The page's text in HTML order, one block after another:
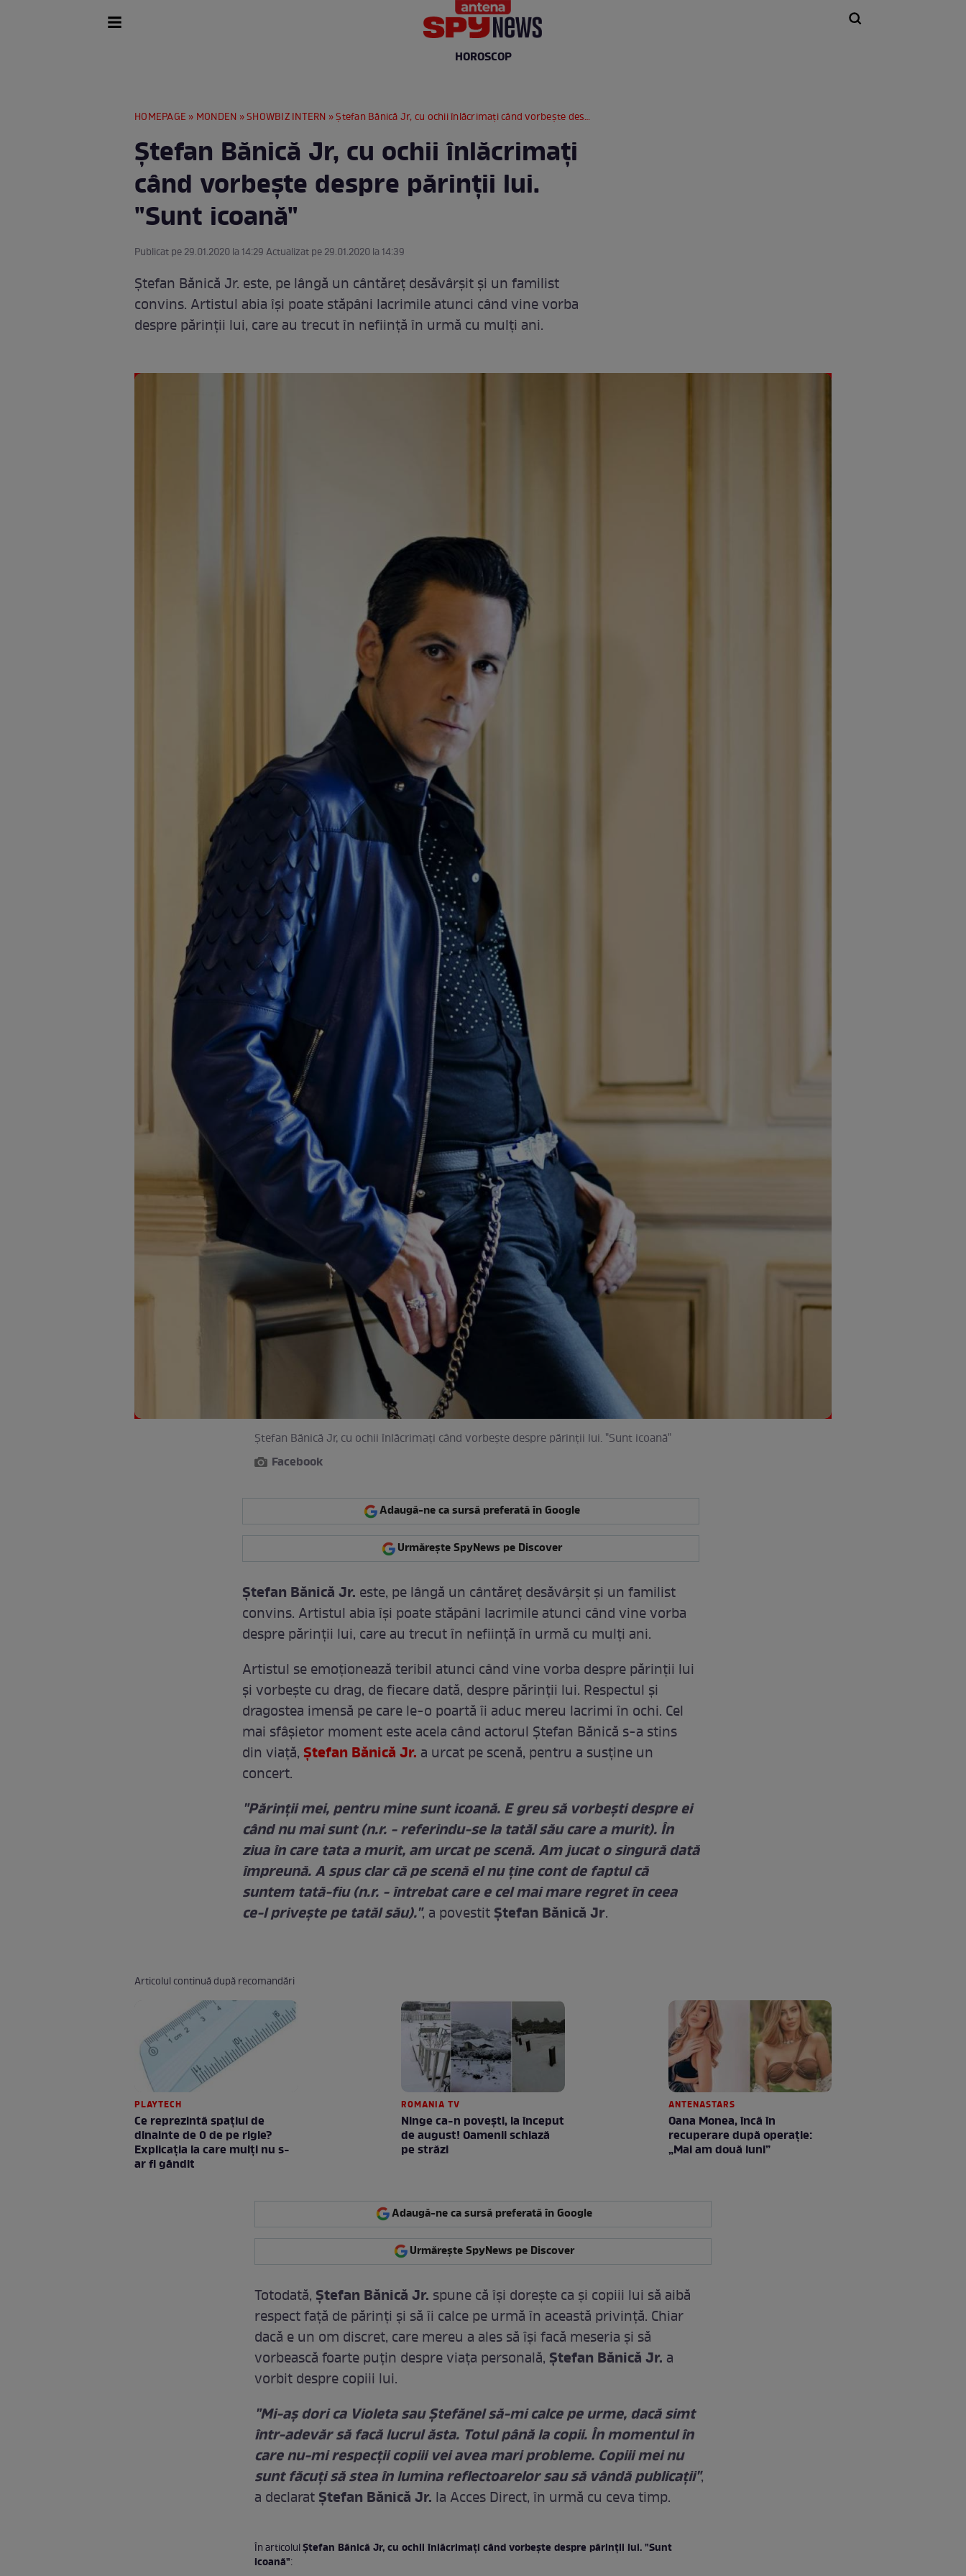
HOROSCOP
HOMEPAGE » MONDEN »SHOWBIZ INTERN » Ștefan Bănică Jr, cu ochii înlăcrimați când vorbește despre părinții lui. "Sunt icoană"
Ștefan Bănică Jr, cu ochii înlăcrimați
când vorbește despre părinții lui.
"Sunt icoană"
Publicat pe 29.01.2020 la 14:29 Actualizat pe 29.01.2020 la 14:39
Ștefan Bănică Jr. este, pe lângă un cântăreț desăvârșit și un familist
convins. Artistul abia își poate stăpâni lacrimile atunci când vine vorba
despre părinții lui, care au trecut în neființă în urmă cu mulți ani.
Ștefan Bănică Jr, cu ochii înlăcrimați când vorbește despre părinții lui. "Sunt icoană"
Facebook
Adaugă-ne ca sursă preferată în Google
Urmărește SpyNews pe Discover
Ștefan Bănică Jr. este, pe lângă un cântăreț desăvârșit și un familist
convins. Artistul abia își poate stăpâni lacrimile atunci când vine vorba
despre părinții lui, care au trecut în neființă în urmă cu mulți ani.
Artistul se emoționează teribil atunci când vine vorba despre părinții lui
și vorbeşte cu drag, de fiecare dată, despre părinţii lui. Respectul şi
dragostea imensă pe care le-o poartă îi aduc mereu lacrimi în ochi. Cel
mai sfâșietor moment este acela când actorul Ștefan Bănică s-a stins
din viață,Ștefan Bănică Jr. a urcat pe scenă, pentru a susține un
concert.
"Părinţii mei, pentru mine sunt icoană. E greu să vorbeşti despre ei
când nu mai sunt (n.r. - referindu-se la tatăl său care a murit). În
ziua în care tata a murit, am urcat pe scenă. Am jucat o singură dată
împreună. A spus clar că pe scenă el nu ţine cont de faptul că
suntem tată-fiu (n.r. - întrebat care e cel mai mare regret în ceea
ce-l priveşte pe tatăl său).", a povestitȘtefan Bănică Jr.
Articolul continuă după recomandări
PLAYTECH
Ce reprezintă spaţiul de
dinainte de 0 de pe rigle?
Explicaţia la care mulţi nu s-
ar fi gândit
ROMANIA TV
Ninge ca-n povești, la început
de august! Oamenii schiază
pe străzi
ANTENASTARS
Oana Monea, încă în
recuperare după operație:
„Mai am două luni”
Adaugă-ne ca sursă preferată în Google
Urmărește SpyNews pe Discover
Totodată, Ștefan Bănică Jr. spune că își dorește ca și copiii lui să aibă
respect față de părinți și să îi calce pe urmă în această privință. Chiar
dacă e un om discret, care mereu a ales să îşi facă meseria şi să
vorbească foarte puţin despre viaţa personală, Ştefan Bănică Jr. a
vorbit despre copiii lui.
"Mi-aş dori ca Violeta sau Ştefănel să-mi calce pe urme, dacă simt
într-adevăr să facă lucrul ăsta. Totul până la copii. În momentul în
care nu-mi respecţii copiii vei avea mari probleme. Copiii mei nu
sunt făcuţi să stea în lumina reflectoarelor sau să vândă publicaţii",
a declaratŞtefan Bănică Jr. la Acces Direct, în urmă cu ceva timp.
În articolulȘtefan Bănică Jr, cu ochii înlăcrimați când vorbește despre părinții lui. "Sunt
icoană":